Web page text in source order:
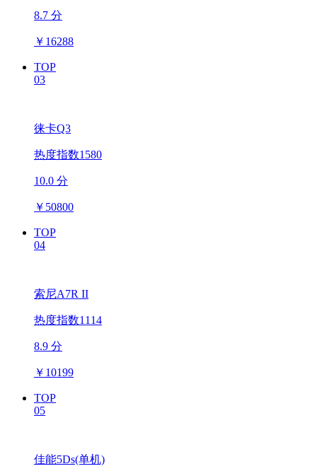
8.7 分
￥ 16288
TOP
03
徕卡Q3
热度指数1580
10.0 分
￥ 50800
TOP
04
索尼A7R II
热度指数1114
8.9 分
￥ 10199
TOP
05
佳能5Ds(单机)